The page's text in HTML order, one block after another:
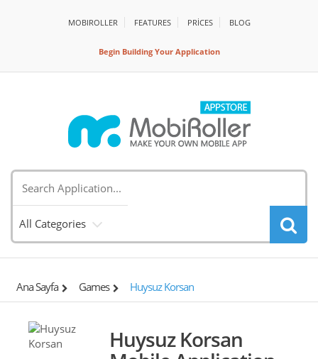
MOBIROLLER FEATURES PRİCES BLOG
Begin Building Your Application
All Categories
Ana Sayfa Games Huysuz Korsan
Huysuz Korsan